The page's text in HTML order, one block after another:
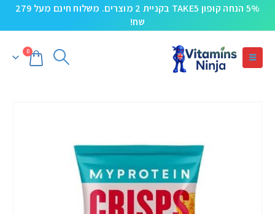
5% הנחה קופון TAKE5 בקניית 2 מוצרים. משלוח חינם מעל 279
שח!
0